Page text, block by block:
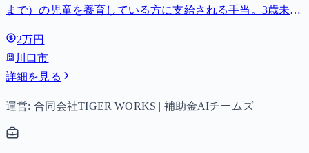
まで）の児童を養育している方に支給される手当。3歳未満
子以降は15,000円）、中学生は月額10,000円。
2万円
川口市
詳細を見る
運営: 合同会社TIGER WORKS | 補助金AIチームズ